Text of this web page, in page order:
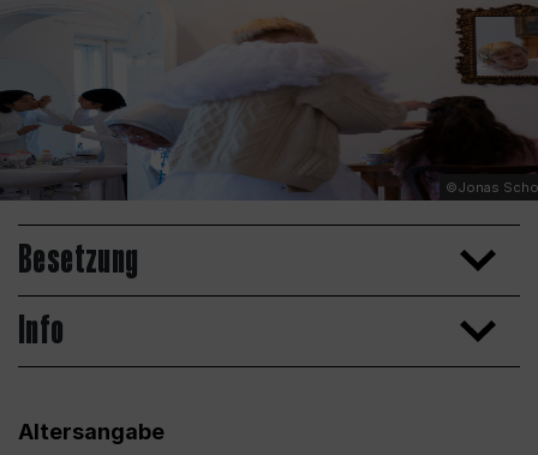
©Jonas
Besetzung
Info
Altersangabe